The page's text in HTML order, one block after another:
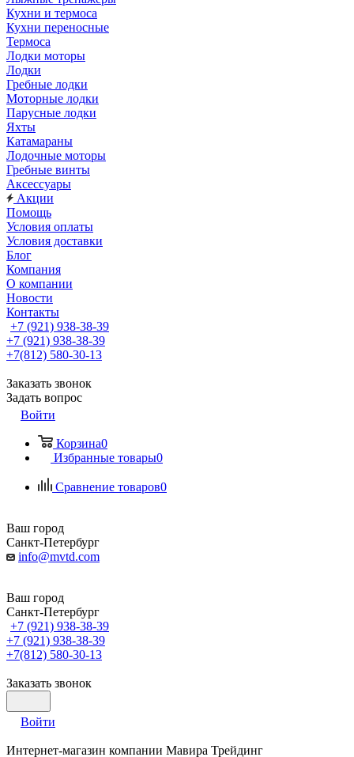
Кухни и термоса
Кухни переносные
Термоса
Лодки моторы
Лодки
Гребные лодки
Моторные лодки
Парусные лодки
Яхты
Катамараны
Лодочные моторы
Гребные винты
Аксессуары
Акции
Помощь
Условия оплаты
Условия доставки
Блог
Компания
О компании
Новости
Контакты
+7 (921) 938-38-39
+7 (921) 938-38-39
+7(812) 580-30-13
Заказать звонок
Задать вопрос
Войти
Корзина0
Избранные товары0
Сравнение товаров0
Ваш город
Санкт-Петербург
info@mvtd.com
Ваш город
Санкт-Петербург
+7 (921) 938-38-39
+7 (921) 938-38-39
+7(812) 580-30-13
Заказать звонок
Войти
Интернет-магазин компании Мавира Трейдинг